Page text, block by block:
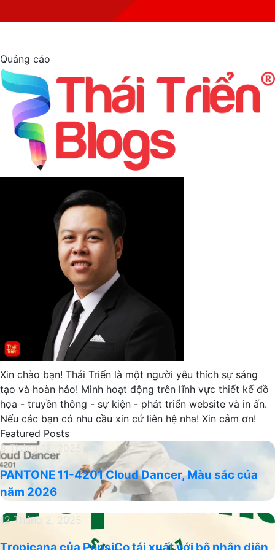
Quảng cáo
Xin chào bạn! Thái Triển là một người yêu thích sự sáng
tạo và hoàn hảo! Mình hoạt động trên lĩnh vực thiết kế đồ
họa - truyền thông - sự kiện - phát triển website và in ấn.
Nếu các bạn có nhu cầu xin cứ liên hệ nha! Xin cảm ơn!
Featured Posts
PANTONE
11-
4201
Cloud
Màu
8 Tháng 12, 2025
PANTONE 11-4201 Cloud Dancer, Màu sắc của
năm 2026
Tropicana
12 Tháng 2, 2025
Tropicana của PepsiCo tái xuất với bộ nhận diện